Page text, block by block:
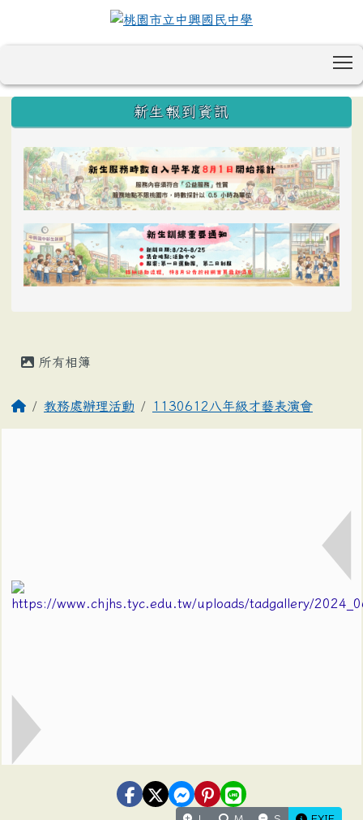
:::
新生報到資訊
所有相簿
教務處辦理活動 1130612八年級才藝表演會